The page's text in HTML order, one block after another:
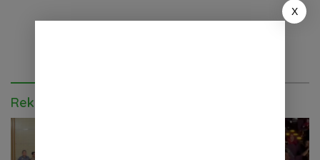
Rekomendasi untuk kamu
X